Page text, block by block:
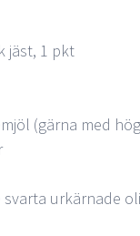
jäst, 1 pkt
(gärna med
svarta urkärnade